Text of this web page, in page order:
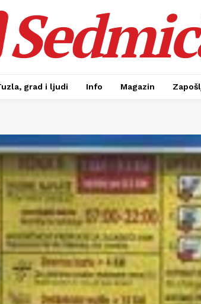
grad i ljudi Info Magazin